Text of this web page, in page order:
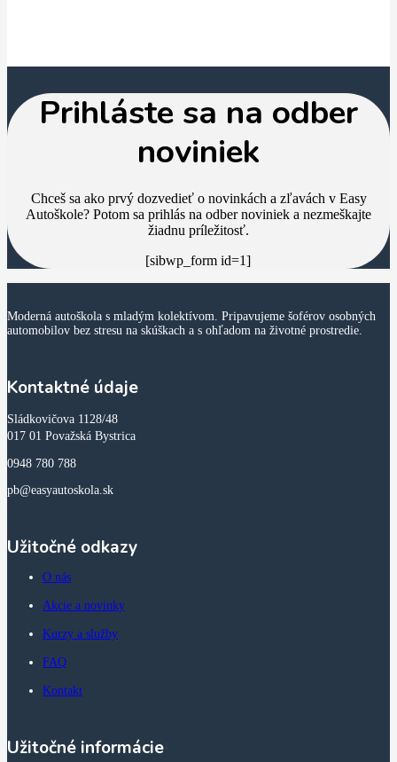
Prihláste sa na odber
noviniek
Chceš sa ako prvý dozvedieť o novinkách a zľavách v Easy
Autoškole? Potom sa prihlás na odber noviniek a nezmeškajte
žiadnu príležitosť.
[sibwp_form id=1]
Moderná autoškola s mladým kolektívom. Pripavujeme šoférov osobných
automobilov bez stresu na skúškach a s ohľadom na životné prostredie.
Kontaktné údaje
Sládkovičova 1128/48
017 01 Považská Bystrica
0948 780 788
pb@easyautoskola.sk
Užitočné odkazy
O nás
Akcie a novinky
Kurzy a služby
FAQ
Kontakt
Užitočné informácie